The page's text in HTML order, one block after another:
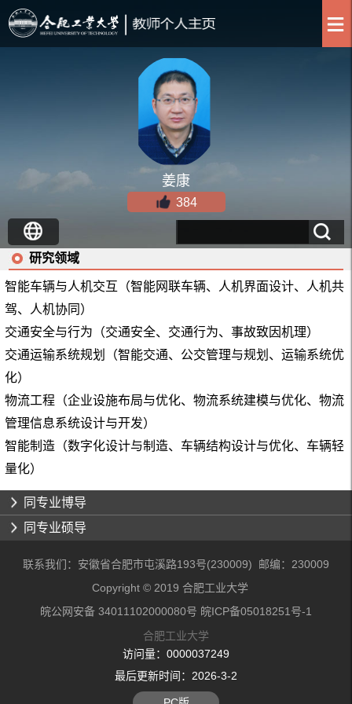
姜康
384
研究领域
智能车辆与人机交互（智能网联车辆、人机界面设计、
人机共
驾、
人机协同）
交通安全与行为（交通安全、交通行为、事故致因机理）
交通运输系统规划（智能交通、公交管理与规划、运输系统优
化）
物流工程（企业设施布局与优化、物流系统建模与优化、物流
管理信息系统设计与开发）
智能制造（数字化设计与制造、车辆结构设计与优化、车辆轻
量化）
同专业博导
同专业硕导
联系我们：安徽省合肥市屯溪路193号(230009) 邮编：230009
Copyright © 2019 合肥工业大学
皖公网安备 34011102000080号 皖ICP备05018251号-1
合肥工业大学
访问量： 0000037249
最后更新时间： 2026-3-2